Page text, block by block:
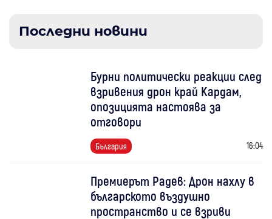
Последни новини
Бурни политически реакции след
взривения дрон край Кардам,
опозицията настоява за
отговори
България 16:04
Премиерът Радев: Дрон нахлу в
българското въздушно
пространство и се взриви